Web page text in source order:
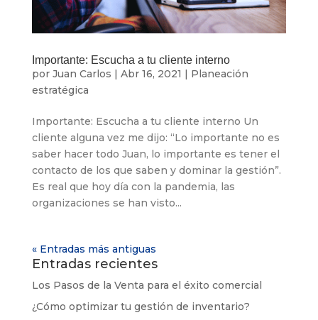
Importante: Escucha a tu cliente interno
por Juan Carlos | Abr 16, 2021 | Planeación
estratégica
Importante: Escucha a tu cliente interno Un
cliente alguna vez me dijo: “Lo importante no es
saber hacer todo Juan, lo importante es tener el
contacto de los que saben y dominar la gestión”.
Es real que hoy día con la pandemia, las
organizaciones se han visto...
« Entradas más antiguas
Entradas recientes
Los Pasos de la Venta para el éxito comercial
¿Cómo optimizar tu gestión de inventario?